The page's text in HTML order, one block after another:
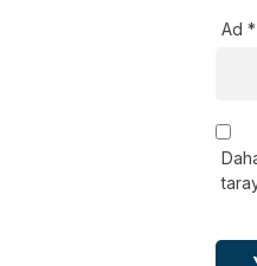
Ad *